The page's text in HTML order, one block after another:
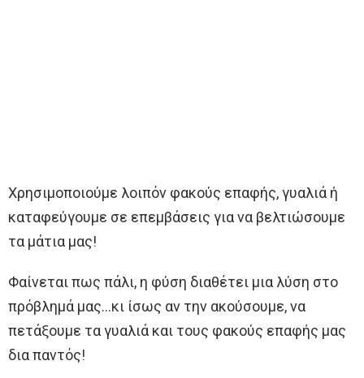
Χρησιμοποιούμε λοιπόν φακούς επαφής, γυαλιά ή
καταφεύγουμε σε επεμβάσεις για να βελτιώσουμε
τα μάτια μας!
Φαίνεται πως πάλι, η φύση διαθέτει μια λύση στο
πρόβλημά μας…κι ίσως αν την ακούσουμε, να
πετάξουμε τα γυαλιά και τους φακούς επαφής μας
δια παντός!